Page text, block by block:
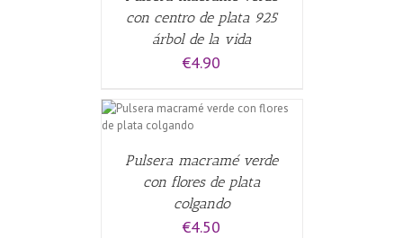
con centro de plata 925
árbol de la vida
€4.90
Pulsera macramé verde
con flores de plata
colgando
€4.50